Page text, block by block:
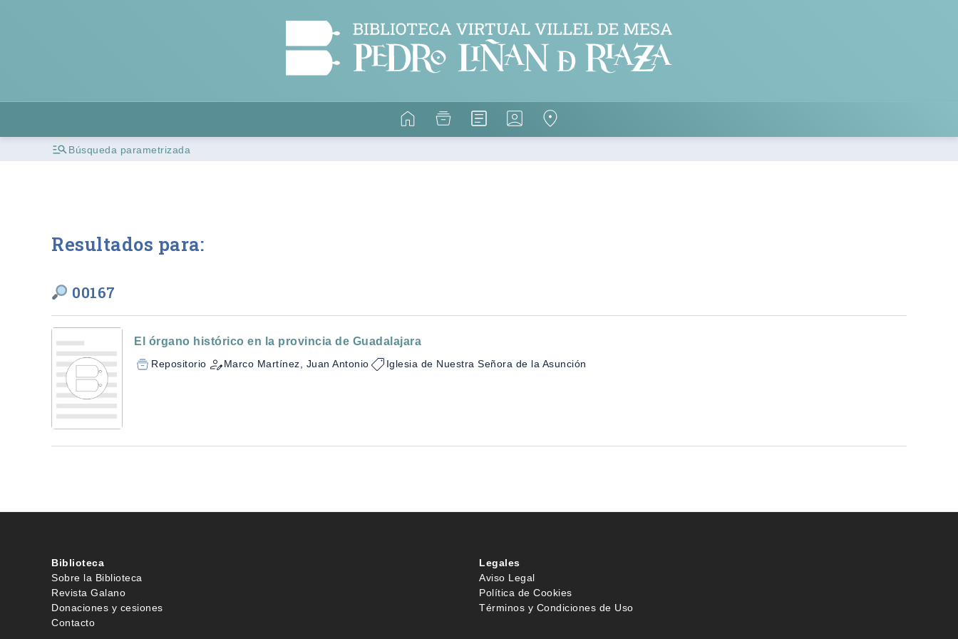
Búsqueda parametrizada
Resultados para:
00167
El órgano histórico en la provincia de Guadalajara
Repositorio Marco Martínez, Juan Antonio Iglesia de Nuestra Señora de la Asunción
Biblioteca
Sobre la Biblioteca
Revista Galano
Donaciones y cesiones
Contacto
Legales
Aviso Legal
Política de Cookies
Términos y Condiciones de Uso